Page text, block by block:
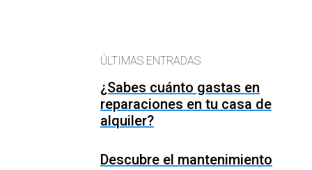
ÚLTIMAS ENTRADAS
¿Sabes cuánto gastas en
reparaciones en tu casa de
alquiler?
Descubre el mantenimiento